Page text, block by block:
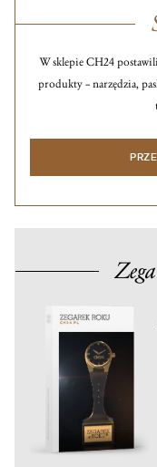
W sklepie CH24
produkty – narzędzia,